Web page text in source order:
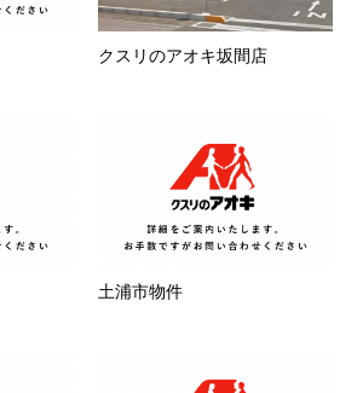
クスリのアオキ坂間店
土浦市物件